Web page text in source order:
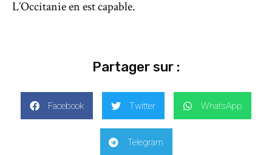
L’Occitanie en est capable.
Partager sur :
Facebook Twitter WhatsApp
Telegram